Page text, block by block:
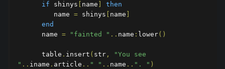
if shinys name
then
         name
= shinys name
end
      name
= "fainted " .. name : lower()
      table
. insert ( str ,
"You see
" .. iname . article .. " " .. name .. ". " )